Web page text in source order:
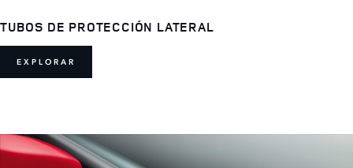
TUBOS DE PROTECCIÓN LATERAL
EXPLORAR